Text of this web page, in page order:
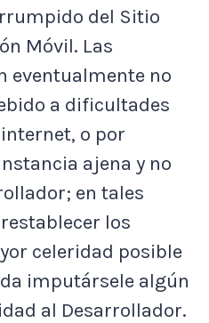
del Sitio
Móvil. Las
eventualmente no
a dificultades
o por
ajena y no
en tales
los
celeridad posible
imputársele algún
al Desarrollador.